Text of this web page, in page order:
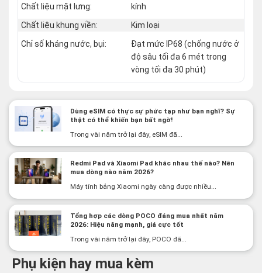
Chất liệu mặt lưng:
kính
Chất liệu khung viền:
Kim loại
Chỉ số kháng nước, bụi:
Đạt mức IP68 (chống nước ở
độ sâu tối đa 6 mét trong
vòng tối đa 30 phút)
Dùng eSIM có thực sự phức tạp như bạn nghĩ? Sự
thật có thể khiến bạn bất ngờ!
Trong vài năm trở lại đây, eSIM đã...
Redmi Pad và Xiaomi Pad khác nhau thế nào? Nên
mua dòng nào năm 2026?
Máy tính bảng Xiaomi ngày càng được nhiều...
Tổng hợp các dòng POCO đáng mua nhất năm
2026: Hiệu năng mạnh, giá cực tốt
Trong vài năm trở lại đây, POCO đã...
Phụ kiện hay mua kèm